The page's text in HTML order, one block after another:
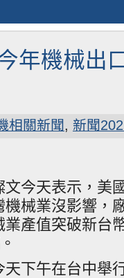
年機械出
相關新聞, 新聞
今天表示，美
械業沒影響，
產值突破新台
下午在台中舉